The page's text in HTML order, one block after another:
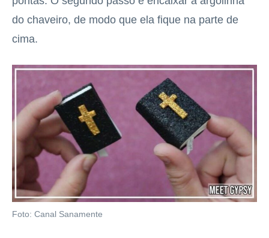
do chaveiro, de modo que ela fique na parte de
cima.
Foto: Canal Sanamente